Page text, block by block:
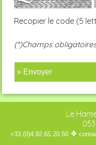
Recopier le code (5
(*)Champs
» Envoyer
Le
+33.(0)4.92.65.20.50 ❖